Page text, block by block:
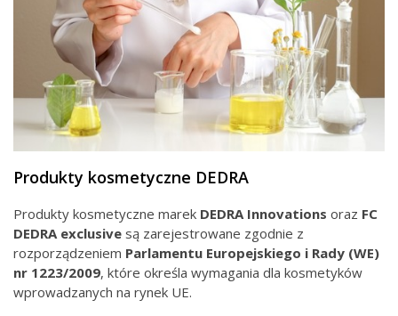
Produkty kosmetyczne DEDRA
Produkty kosmetyczne marek DEDRA Innovations oraz FC
DEDRA exclusive są zarejestrowane zgodnie z
rozporządzeniem Parlamentu Europejskiego i Rady (WE)
nr 1223/2009, które określa wymagania dla kosmetyków
wprowadzanych na rynek UE.